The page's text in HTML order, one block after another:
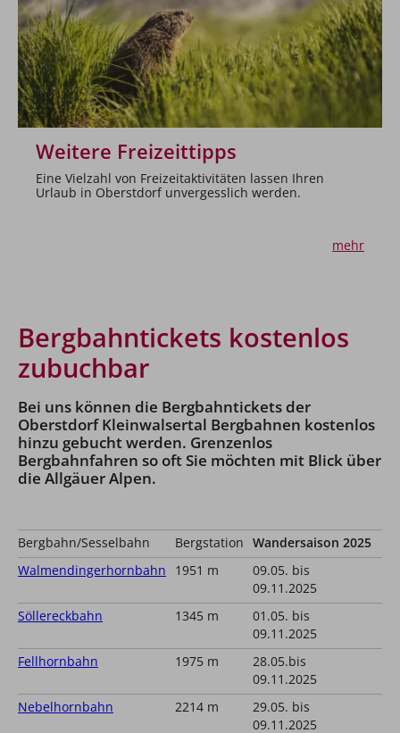
Weitere Freizeittipps
Eine Vielzahl von Freizeitaktivitäten lassen Ihren
Urlaub in Oberstdorf unvergesslich werden.
mehr
Bergbahntickets kostenlos
zubuchbar
Bei uns können die Bergbahntickets der
Oberstdorf Kleinwalsertal Bergbahnen kostenlos
hinzu gebucht werden. Grenzenlos
Bergbahnfahren so oft Sie möchten mit Blick über
die Allgäuer Alpen.
Bergbahn/Sesselbahn Bergstation Wandersaison 2025
Walmendingerhornbahn
1951 m
09.05. bis
09.11.2025
Söllereckbahn
1345 m
01.05. bis
09.11.2025
Fellhornbahn
1975 m
28.05.bis
09.11.2025
Nebelhornbahn
2214 m
29.05. bis
09.11.2025